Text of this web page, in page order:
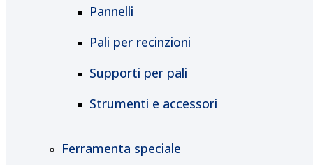
Pannelli
Pali per recinzioni
Supporti per pali
Strumenti e accessori
Ferramenta speciale